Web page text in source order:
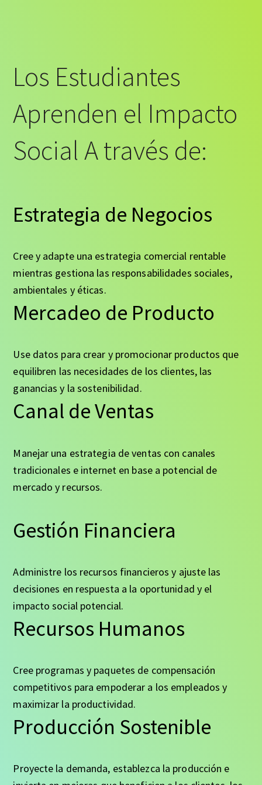
Los Estudiantes
Aprenden el Impacto
Social A través de:
Estrategia de Negocios
Cree y adapte una estrategia comercial rentable
mientras gestiona las responsabilidades sociales,
ambientales y éticas.
Mercadeo de Producto
Use datos para crear y promocionar productos que
equilibren las necesidades de los clientes, las
ganancias y la sostenibilidad.
Canal de Ventas
Manejar una estrategia de ventas con canales
tradicionales e internet en base a potencial de
mercado y recursos.
Gestión Financiera
Administre los recursos financieros y ajuste las
decisiones en respuesta a la oportunidad y el
impacto social potencial.
Recursos Humanos
Cree programas y paquetes de compensación
competitivos para empoderar a los empleados y
maximizar la productividad.
Producción Sostenible
Proyecte la demanda, establezca la producción e